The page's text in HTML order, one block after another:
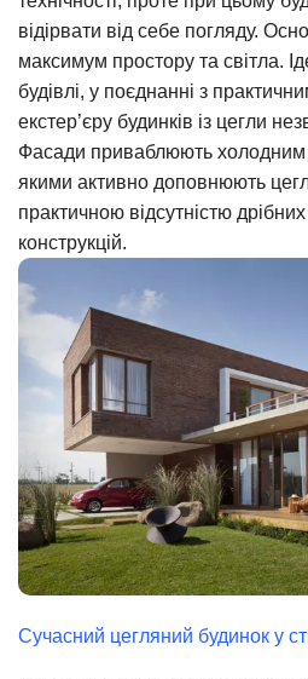
відірвати від себе погляду.
максимум простору та світла.
будівлі, у поєднанні з
екстер’єру будинків із цегли
Фасади приваблюють холодним
якими активно доповнюють
практичною відсутністю
конструкцій.
Сучасний цегляний будинок у